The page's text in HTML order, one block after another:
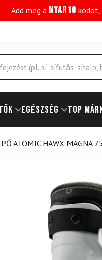
Add meg a NYAR10 kódot,
EGÉSZSÉG Top
ATOMIC HAWX MAGNA